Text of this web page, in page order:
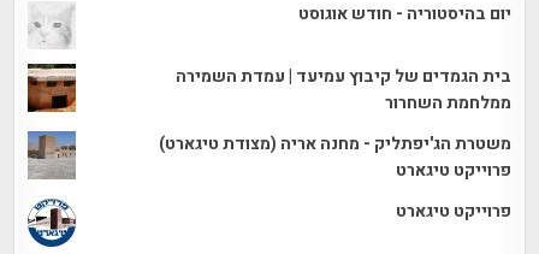
יום בהיסטוריה - חודש אוגוסט
בית הגמדים של קיבוץ עמיעד | עמדת השמירה
ממלחמת השחרור
משטרת הג'יפתליק - מחנה אריה (מצודת טיגארט)
פרוייקט טיגארט
פרוייקט טיגארט